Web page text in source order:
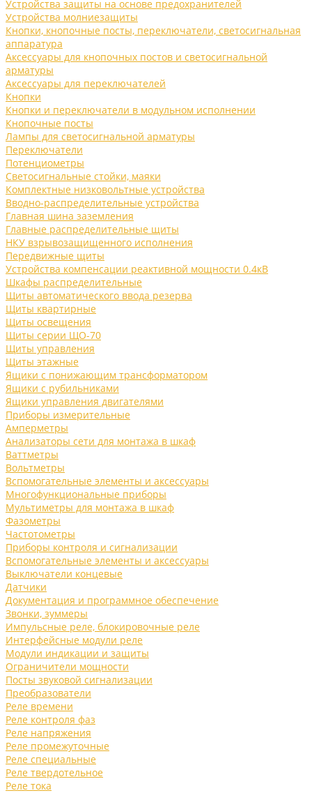
Устройства защиты на основе предохранителей
Устройства молниезащиты
Кнопки, кнопочные посты, переключатели, светосигнальная
аппаратура
Аксессуары для кнопочных постов и светосигнальной
арматуры
Аксессуары для переключателей
Кнопки
Кнопки и переключатели в модульном исполнении
Кнопочные посты
Лампы для светосигнальной арматуры
Переключатели
Потенциометры
Светосигнальные стойки, маяки
Комплектные низковольтные устройства
Вводно-распределительные устройства
Главная шина заземления
Главные распределительные щиты
НКУ взрывозащищенного исполнения
Передвижные щиты
Устройства компенсации реактивной мощности 0.4кВ
Шкафы распределительные
Щиты автоматического ввода резерва
Щиты квартирные
Щиты освещения
Щиты серии ЩО-70
Щиты управления
Щиты этажные
Ящики с понижающим трансформатором
Ящики с рубильниками
Ящики управления двигателями
Приборы измерительные
Амперметры
Анализаторы сети для монтажа в шкаф
Ваттметры
Вольтметры
Вспомогательные элементы и аксессуары
Многофункциональные приборы
Мультиметры для монтажа в шкаф
Фазометры
Частотометры
Приборы контроля и сигнализации
Вспомогательные элементы и аксессуары
Выключатели концевые
Датчики
Документация и программное обеспечение
Звонки, зуммеры
Импульсные реле, блокировочные реле
Интерфейсные модули реле
Модули индикации и защиты
Ограничители мощности
Посты звуковой сигнализации
Преобразователи
Реле времени
Реле контроля фаз
Реле напряжения
Реле промежуточные
Реле специальные
Реле твердотельное
Реле тока